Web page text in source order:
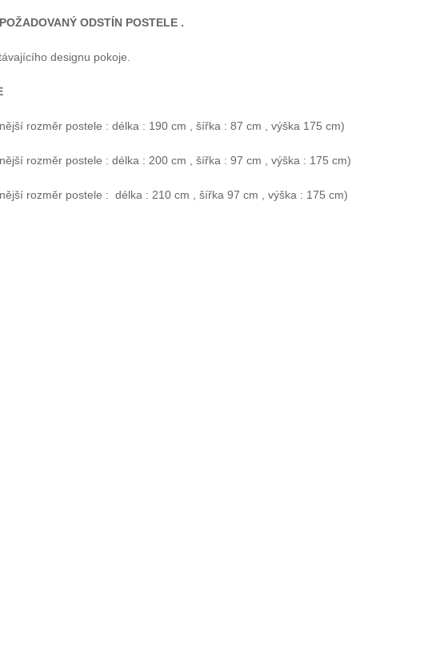
ODSTÍN POSTELE .
designu pokoje.
rozměr postele : délka : 190 cm , šířka : 87 cm , výška 175 cm)
rozměr postele : délka : 200 cm , šířka : 97 cm , výška : 175 cm)
rozměr postele : délka : 210 cm , šířka 97 cm , výška : 175 cm)